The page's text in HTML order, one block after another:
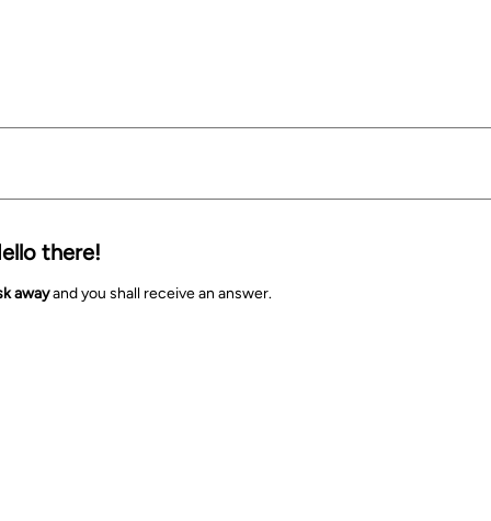
there!
awayand you shall receive an answer.